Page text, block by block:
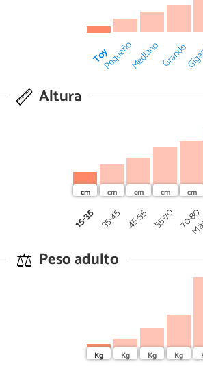
Toy
PequeñoMedianoGrande
Altura
15-35 35-45 45-55 55-70 70-
Peso adulto